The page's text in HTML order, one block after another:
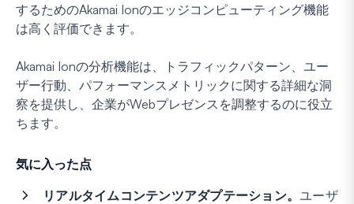
するためのAkamai Ionのエッジコンピューティング機能
は高く評価できます。
Akamai Ionの分析機能は、トラフィックパターン、ユー
ザー行動、パフォーマンスメトリックに関する詳細な洞
察を提供し、企業がWebプレゼンスを調整するのに役立
ちます。
気に入った点
リアルタイムコンテンツアダプテーション。 ユーザ